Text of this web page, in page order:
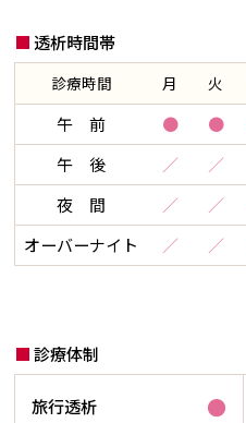
透析時間帯
診療時間 月 火
午 前 ● ●
午 後
／ ／
夜 間
／ ／
オーバーナイト
／ ／
診療体制
旅行透析 ●